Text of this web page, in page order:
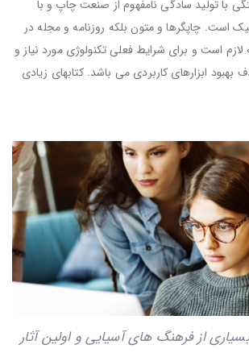
با تولید سادگی نامفهوم از صنعت چاپ و با
است. چاپگرها و متون بلکه روزنامه و مجله در
است و برای شرایط فعلی تکنولوژی مورد نیاز و
بهبود ابزارهای کاربردی می باشد. کتابهای زیادی
از فرهنگ های آسیایی و اولین آثار